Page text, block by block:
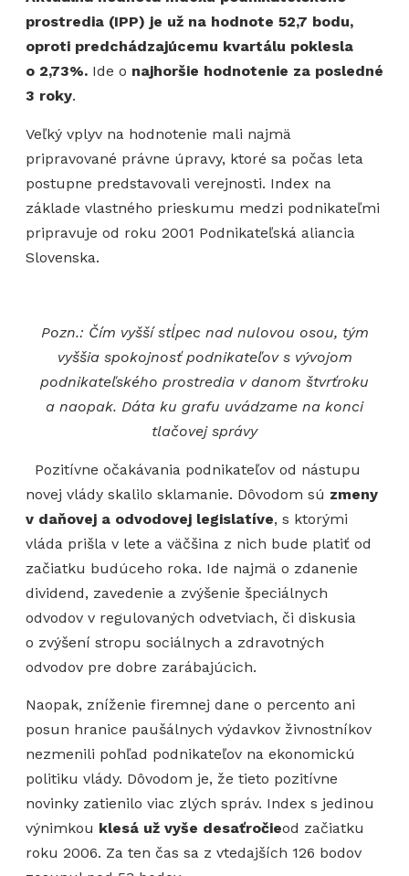
prostredia (IPP) je už na hodnote 52,7 bodu,
oproti predchádzajúcemu kvartálu poklesla
o 2,73%. Ide o najhoršie hodnotenie za posledné
3 roky.
Veľký vplyv na hodnotenie mali najmä
pripravované právne úpravy, ktoré sa počas leta
postupne predstavovali verejnosti. Index na
základe vlastného prieskumu medzi podnikateľmi
pripravuje od roku 2001 Podnikateľská aliancia
Slovenska.
Pozn.: Čím vyšší stĺpec nad nulovou osou, tým
vyššia spokojnosť podnikateľov s vývojom
podnikateľského prostredia v danom štvrťroku
a naopak. Dáta ku grafu uvádzame na konci
tlačovej správy
Pozitívne očakávania podnikateľov od nástupu
novej vlády skalilo sklamanie. Dôvodom sú zmeny
v daňovej a odvodovej legislatíve, s ktorými
vláda prišla v lete a väčšina z nich bude platiť od
začiatku budúceho roka. Ide najmä o zdanenie
dividend, zavedenie a zvýšenie špeciálnych
odvodov v regulovaných odvetviach, či diskusia
o zvýšení stropu sociálnych a zdravotných
odvodov pre dobre zarábajúcich.
Naopak, zníženie firemnej dane o percento ani
posun hranice paušálnych výdavkov živnostníkov
nezmenili pohľad podnikateľov na ekonomickú
politiku vlády. Dôvodom je, že tieto pozitívne
novinky zatienilo viac zlých správ. Index s jedinou
výnimkou klesá už vyše desaťročieod začiatku
roku 2006. Za ten čas sa z vtedajších 126 bodov